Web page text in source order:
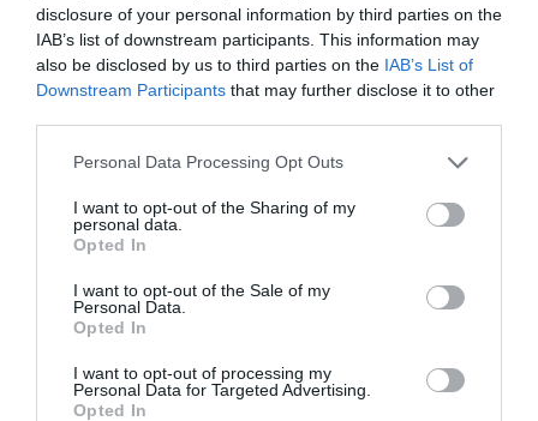
disclosure of your personal information by third parties on the
IAB’s list of downstream participants. This information may
also be disclosed by us to third parties on the IAB’s List of
Downstream Participants that may further disclose it to other
Please note that this website/app uses one or more Google
not limited to your visit or usage behaviour. You may click to
grant or deny consent to Google and its third-party tags to
use your data for below specified purposes in below Google
consent section.
Personal Data Processing Opt Outs
I want to opt-out of the Sharing of my
personal data.
Opted In
I want to opt-out of the Sale of my
Personal Data.
Opted In
I want to opt-out of processing my
Personal Data for Targeted Advertising.
Opted In
μεταδόσεις αλλά και το καλύτερο τηλεοπτικό θέαμα
με ξένες σειρές, παιδικά και ντοκιμαντέρ. Και όλα
αυτά στην μοναδική τιμή των 299 Ευρώ για ένα
ολόκληρο χρόνο αντί 626,4 Ευρώ που στοιχίζει
κανονικά.
Nova Επίγεια sports: Δείτε φέτος μεγάλα ματς του
Παναθηναϊκού στην SuperLeague ΟΠΑΠ αλλά και
αποκλειστικές ζωντανές μεταδόσεις από τις
μεγαλύτερες ποδοσφαιρικές διοργανώσεις του
κόσμου. Μαζί με την καλύτερη πρωινή ζώνη
παιδικού προγράμματος στην μοναδική τιμή των